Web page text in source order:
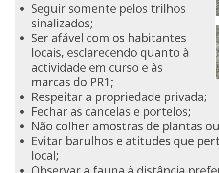
Seguir somente pelos trilhos
sinalizados;
Ser afável com os habitantes
locais, esclarecendo quanto à
actividade em curso e às
marcas do PR1;
Respeitar a propriedade privada;
Fechar as cancelas e portelos;
Não colher amostras de plantas
Evitar barulhos e atitudes que
local;